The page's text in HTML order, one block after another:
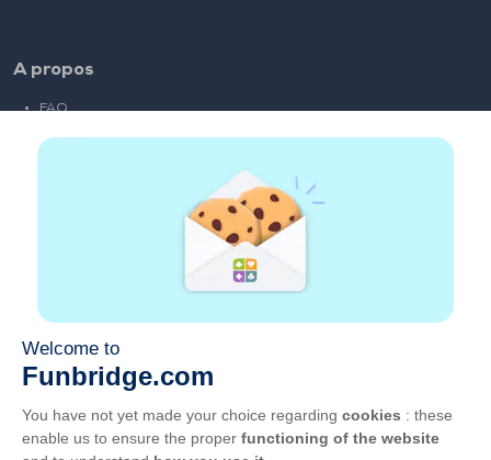
A propos
FAQ
Liens partenaires
CGU
Vie privée